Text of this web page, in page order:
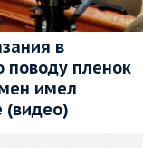
в
поводу пленок
имел
(видео)